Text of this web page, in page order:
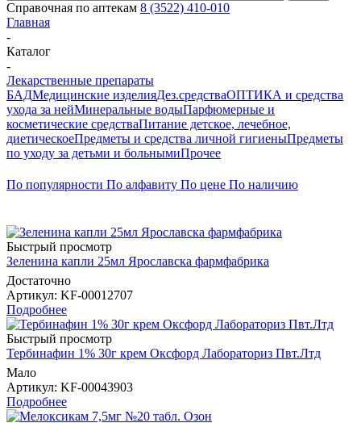
Справочная по аптекам 8 (3522) 410-010
Главная
-
Каталог
-
Лекарственные препараты
БАДМедицинские изделияДез.средстваОПТИКА и средства
ухода за нейМинеральные водыПарфюмерные и
косметические средстваПитание детское, лечебное,
диетическоеПредметы и средства личной гигиеныПредметы
по уходу за детьми и больнымиПрочее
По популярности По алфавиту По цене По наличию
Быстрый просмотр
Зеленина капли 25мл Ярославска фармфабрика
Достаточно
Артикул: KF-00012707
Подробнее
Быстрый просмотр
Тербинафин 1% 30г крем Оксфорд Лабораториз Пвт.Лтд
Мало
Артикул: KF-00043903
Подробнее